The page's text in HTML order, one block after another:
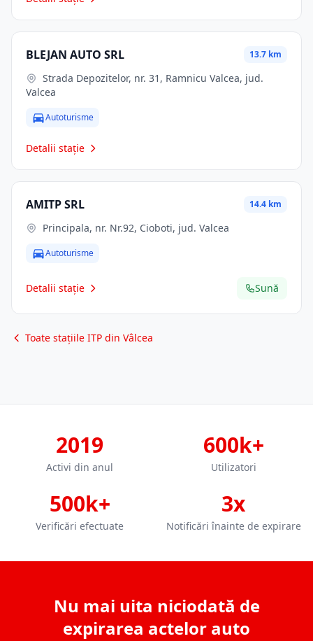
BLEJAN AUTO SRL 13.7 km
Valcea
Autoturisme
Detalii stație
AMITP SRL 14.4 km
Principala, nr. Nr.92, Cioboti, jud. Valcea
Autoturisme
Detalii stație Sună
Toate stațiile ITP din Vâlcea
2019
Activi din anul
600k+
Utilizatori
500k+
Verificări efectuate
3x
Notificări înainte de expirare
Nu mai uita niciodată de
expirarea actelor auto